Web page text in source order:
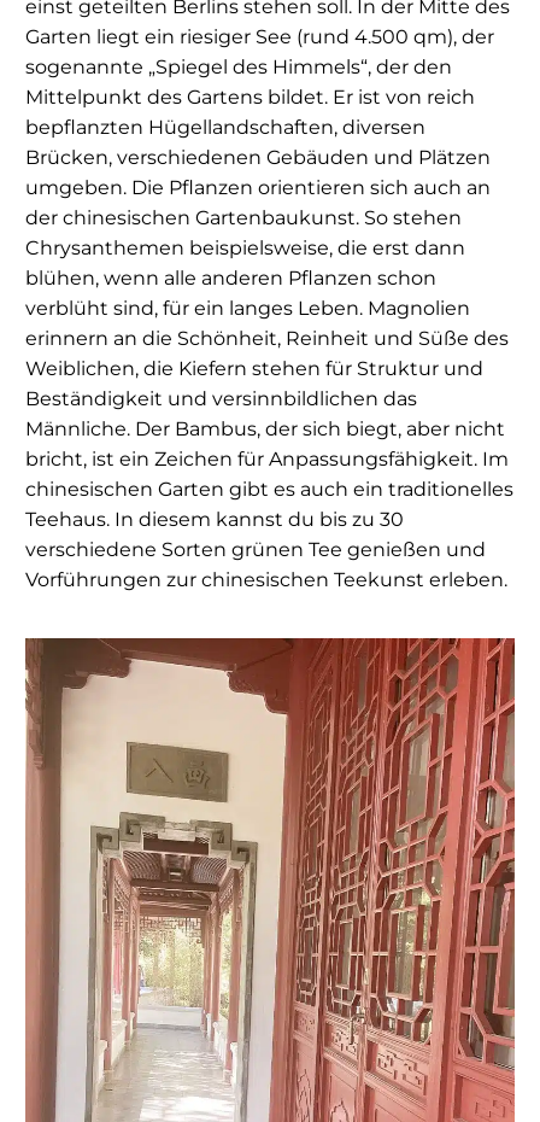
einst geteilten Berlins stehen soll. In der Mitte des
Garten liegt ein riesiger See (rund 4.500 qm), der
sogenannte „Spiegel des Himmels“, der den
Mittelpunkt des Gartens bildet. Er ist von reich
bepflanzten Hügellandschaften, diversen
Brücken, verschiedenen Gebäuden und Plätzen
umgeben. Die Pflanzen orientieren sich auch an
der chinesischen Gartenbaukunst. So stehen
Chrysanthemen beispielsweise, die erst dann
blühen, wenn alle anderen Pflanzen schon
verblüht sind, für ein langes Leben. Magnolien
erinnern an die Schönheit, Reinheit und Süße des
Weiblichen, die Kiefern stehen für Struktur und
Beständigkeit und versinnbildlichen das
Männliche. Der Bambus, der sich biegt, aber nicht
bricht, ist ein Zeichen für Anpassungsfähigkeit. Im
chinesischen Garten gibt es auch ein traditionelles
Teehaus. In diesem kannst du bis zu 30
verschiedene Sorten grünen Tee genießen und
Vorführungen zur chinesischen Teekunst erleben.